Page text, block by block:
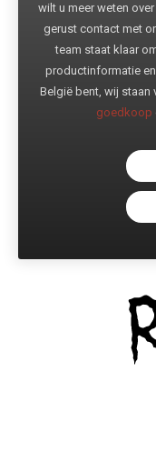
wilt u meer weten
gerust contact met
team staat klaar
productinformatie
België bent, wij staan
goedkoop